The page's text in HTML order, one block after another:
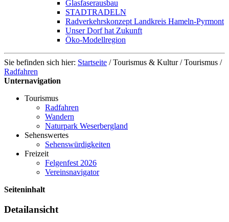
Glasfaserausbau
STADTRADELN
Radverkehrskonzept Landkreis Hameln-Pyrmont
Unser Dorf hat Zukunft
Öko-Modellregion
Sie befinden sich hier: Startseite /Tourismus & Kultur/Tourismus /
Radfahren
Unternavigation
Tourismus
Radfahren
Wandern
Naturpark Weserbergland
Sehenswertes
Sehenswürdigkeiten
Freizeit
Felgenfest 2026
Vereinsnavigator
Seiteninhalt
Detailansicht